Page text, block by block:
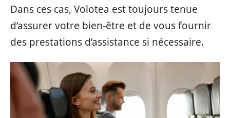
Dans ces cas, Volotea est toujours tenue
d’assurer votre bien-être et de vous fournir
des prestations d’assistance si nécessaire.